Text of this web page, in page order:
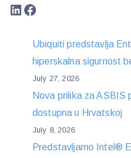
LinkedIn
Facebook
Ubiquiti predstavlja
hiperskalna sigurnost
July 27, 2026
Nova prilika za ASBIS
dostupna u Hrvatskoj
July 8, 2026
Predstavljamo Intel®